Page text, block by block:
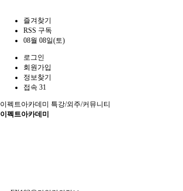
즐겨찾기
RSS 구독
08월 08일(토)
로그인
회원가입
정보찾기
접속 31
이펙트아카데미
특강/외주/커뮤니티
이펙트아카데미